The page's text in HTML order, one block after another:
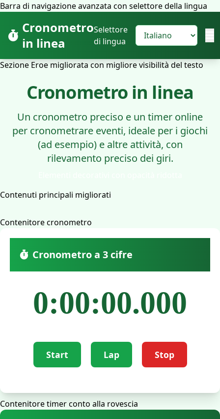
Barra di navigazione avanzata con selettore della lingua
Cronometro
in linea
Selettore
di lingua
Sezione Eroe migliorata con migliore visibilità del testo
Cronometro in linea
Un cronometro preciso e un timer online
per cronometrare eventi, ideale per i giochi
(ad esempio) e altre attività, con
rilevamento preciso dei giri.
Contenuti principali migliorati
Contenitore cronometro
Cronometro a 3 cifre
0:00:00.000
Start Lap Stop
Contenitore timer conto alla rovescia